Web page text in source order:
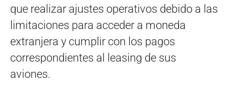
que realizar ajustes operativos debido a las
limitaciones para acceder a moneda
extranjera y cumplir con los pagos
correspondientes al leasing de sus
aviones.